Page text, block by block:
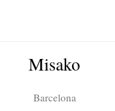
Misako
Barcelona